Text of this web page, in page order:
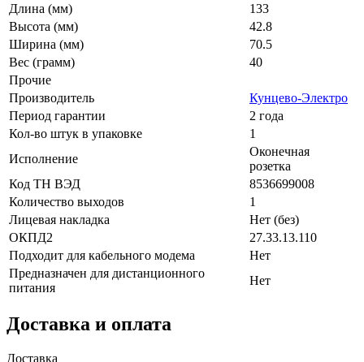
Длина (мм)
133
Высота (мм)
42.8
Ширина (мм)
70.5
Вес (грамм)
40
Прочие
Производитель
Кунцево-Электро
Период гарантии
2 года
Кол-во штук в упаковке
1
Исполнение
Оконечная
розетка
Код ТН ВЭД
8536699008
Количество выходов
1
Лицевая накладка
Нет (без)
ОКПД2
27.33.13.110
Подходит для кабельного модема
Нет
Предназначен для дистанционного
питания
Нет
Доставка и оплата
Доставка